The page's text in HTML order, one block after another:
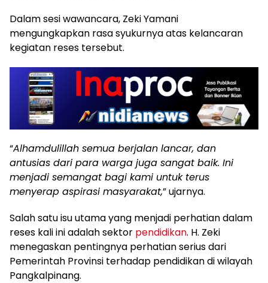
Dalam sesi wawancara, Zeki Yamani
mengungkapkan rasa syukurnya atas kelancaran
kegiatan reses tersebut.
“Alhamdulillah semua berjalan lancar, dan
antusias dari para warga juga sangat baik. Ini
menjadi semangat bagi kami untuk terus
menyerap aspirasi masyarakat,” ujarnya.
Salah satu isu utama yang menjadi perhatian dalam
reses kali ini adalah sektor pendidikan. H. Zeki
menegaskan pentingnya perhatian serius dari
Pemerintah Provinsi terhadap pendidikan di wilayah
Pangkalpinang.